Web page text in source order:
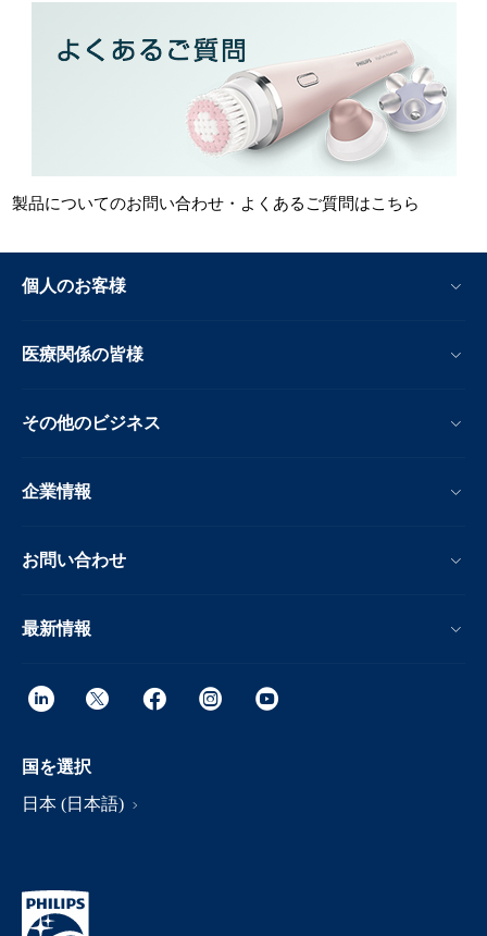
製品についてのお問い合わせ・よくあるご質問はこちら
個人のお客様
医療関係の皆様
その他のビジネス
企業情報
お問い合わせ
最新情報
国を選択
日本 (日本語)